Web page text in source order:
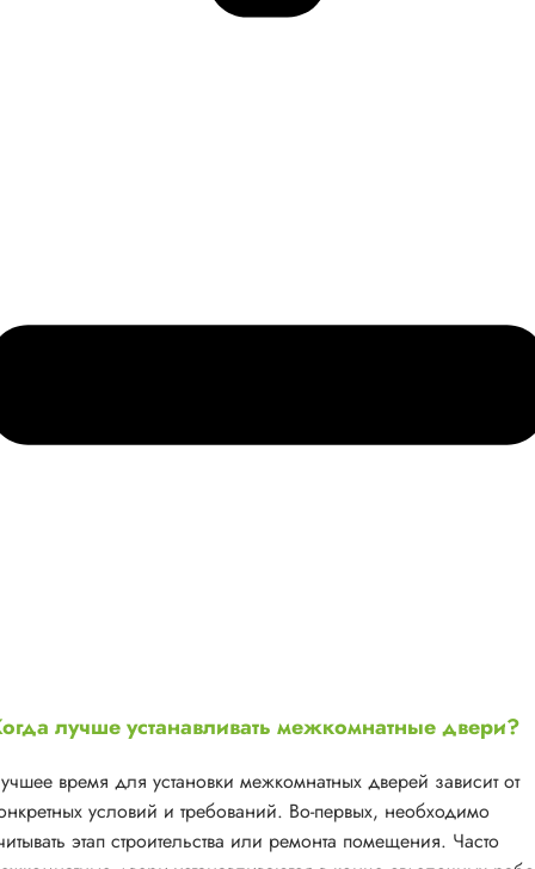
лучше устанавливать межкомнатные двери?
время для установки межкомнатных дверей зависит от
условий и требований. Во-первых, необходимо
этап строительства или ремонта помещения. Часто